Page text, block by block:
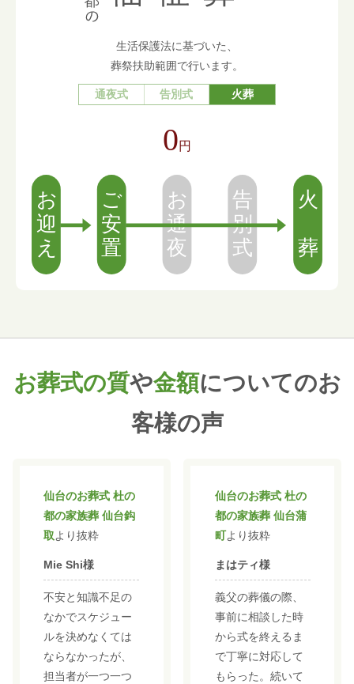
生活保護法に基づいた、
葬祭扶助範囲で行います。
通夜式 告別式 火葬
0円
お葬式の質や金額についてのお
客様の声
仙台のお葬式 杜の
都の家族葬 仙台鈎
取より抜粋
Mie Shi様
不安と知識不足の
なかでスケジュー
ルを決めなくては
ならなかったが、
担当者が一つ一つ
仙台のお葬式 杜の
都の家族葬 仙台蒲
町より抜粋
まはティ様
義父の葬儀の際、
事前に相談した時
から式を終えるま
で丁寧に対応して
もらった。続いて